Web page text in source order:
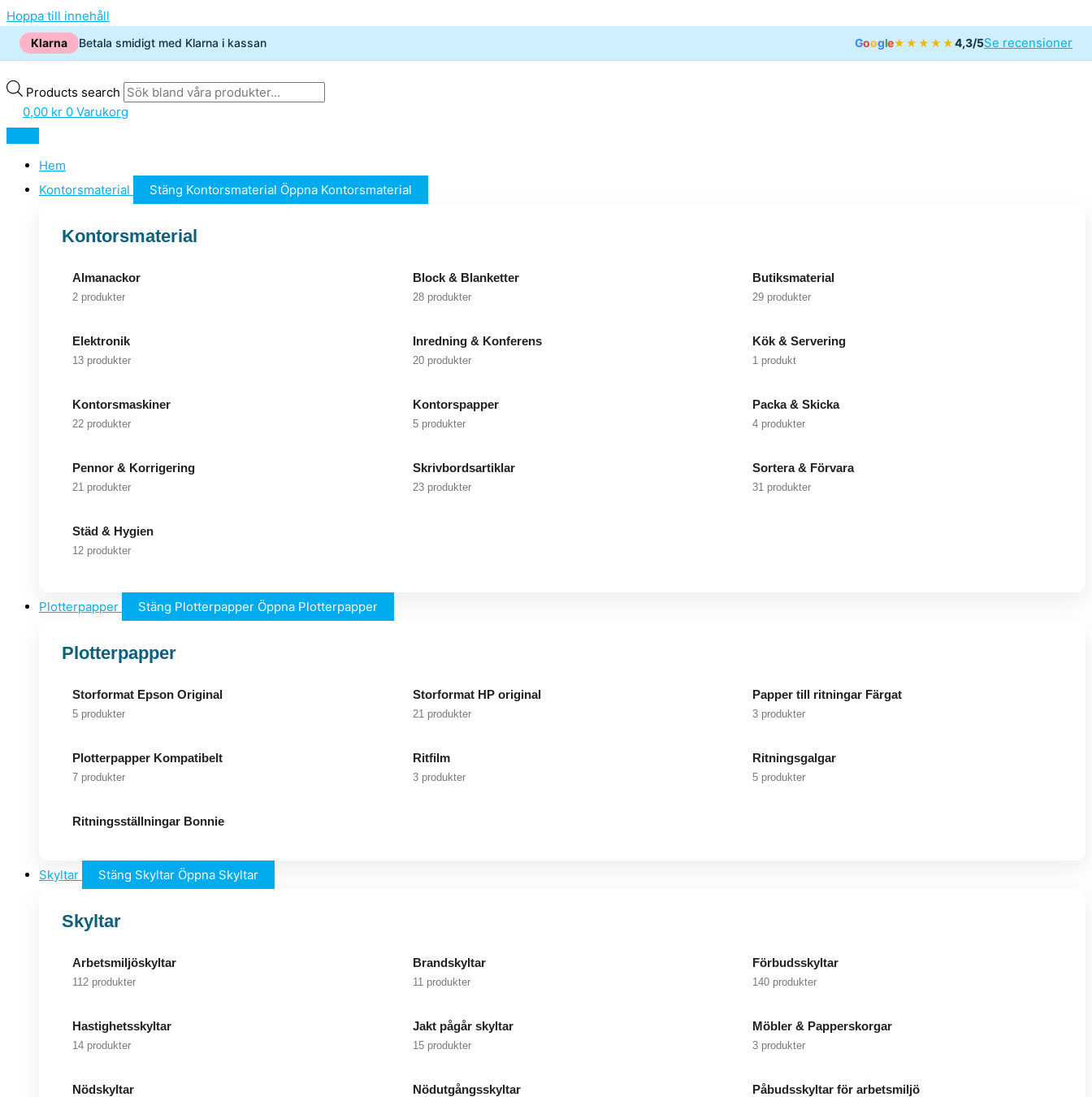
Hoppa till innehåll
Klarna Betala smidigt med Klarna i kassan Google★★★★★4,3/5Se recensioner
Products search
0,00 kr 0 Varukorg
Hem
Kontorsmaterial
Stäng Kontorsmaterial Öppna Kontorsmaterial
Kontorsmaterial
Almanackor
2 produkter
Block & Blanketter
28 produkter
Butiksmaterial
29 produkter
Elektronik
13 produkter
Inredning & Konferens
20 produkter
Kök & Servering
1 produkt
Kontorsmaskiner
22 produkter
Kontorspapper
5 produkter
Packa & Skicka
4 produkter
Pennor & Korrigering
21 produkter
Skrivbordsartiklar
23 produkter
Sortera & Förvara
31 produkter
Städ & Hygien
12 produkter
Plotterpapper Stäng Plotterpapper Öppna Plotterpapper
Plotterpapper
Storformat Epson Original
5 produkter
Storformat HP original
21 produkter
Papper till ritningar Färgat
3 produkter
Plotterpapper Kompatibelt
7 produkter
Ritfilm
3 produkter
Ritningsgalgar
5 produkter
Ritningsställningar Bonnie
Skyltar Stäng Skyltar Öppna Skyltar
Skyltar
Arbetsmiljöskyltar
112 produkter
Brandskyltar
11 produkter
Förbudsskyltar
140 produkter
Hastighetsskyltar
14 produkter
Jakt pågår skyltar
15 produkter
Möbler & Papperskorgar
3 produkter
Nödskyltar Nödutgångsskyltar Påbudsskyltar för arbetsmiljö